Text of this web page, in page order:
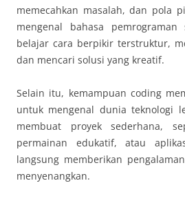
memecahkan masalah, dan pola
mengenal bahasa pemrograman
belajar cara berpikir terstruktur,
dan mencari solusi yang kreatif.
Selain itu, kemampuan coding
untuk mengenal dunia teknologi
membuat proyek sederhana,
permainan edukatif, atau
langsung memberikan
menyenangkan.